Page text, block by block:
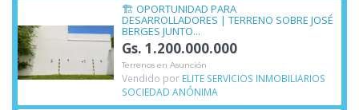
🏗️ OPORTUNIDAD PARA
DESARROLLADORES | TERRENO SOBRE JOSÉ
BERGES JUNTO...
Gs. 1.200.000.000
Terrenos en Asunción
Vendido por ELITE SERVICIOS INMOBILIARIOS
SOCIEDAD ANÓNIMA